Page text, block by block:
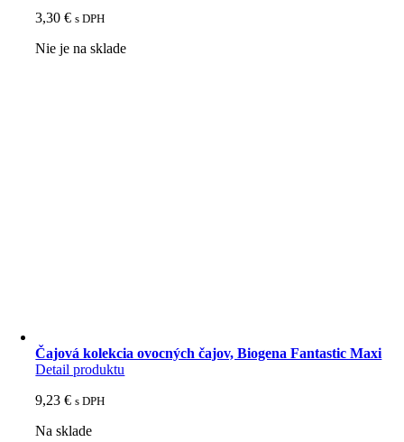
3,30€ s DPH
Nie je na sklade
Čajová kolekcia ovocných čajov, Biogena Fantastic Maxi
Detail produktu
9,23€ s DPH
Na sklade